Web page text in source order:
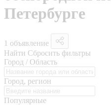
Петербурге
1 объявление
Найти Сбросить фильтры
Город / Область
Город, регион
Популярные